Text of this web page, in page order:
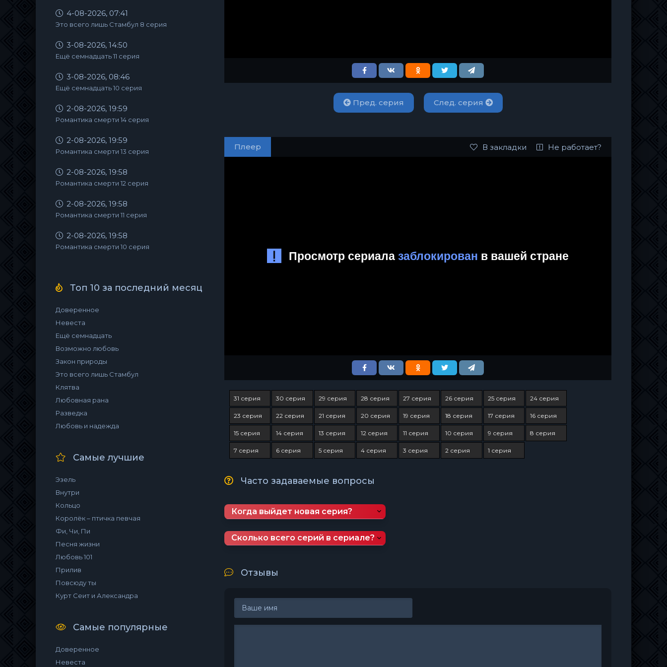
4-08-2026, 07:41
Это всего лишь Стамбул 8 серия
3-08-2026, 14:50
Ещё семнадцать 11 серия
3-08-2026, 08:46
Ещё семнадцать 10 серия
2-08-2026, 19:59
Романтика смерти 14 серия
2-08-2026, 19:59
Романтика смерти 13 серия
2-08-2026, 19:58
Романтика смерти 12 серия
2-08-2026, 19:58
Романтика смерти 11 серия
2-08-2026, 19:58
Романтика смерти 10 серия
Топ 10 за последний месяц
Доверенное
Невеста
Ещё семнадцать
Возможно любовь
Закон природы
Это всего лишь Стамбул
Клятва
Любовная рана
Разведка
Любовь и надежда
Самые лучшие
Эзель
Внутри
Кольцо
Королёк – птичка певчая
Фи, Чи, Пи
Песня жизни
Любовь 101
Прилив
Повсюду ты
Курт Сеит и Александра
Самые популярные
Доверенное
Невеста
Пред. серия След. серия
Плеер В закладки Не работает?
31 серия 30 серия 29 серия 28 серия 27 серия 26 серия 25 серия 24 серия
23 серия 22 серия 21 серия 20 серия 19 серия 18 серия 17 серия 16 серия
15 серия 14 серия 13 серия 12 серия 11 серия 10 серия 9 серия 8 серия
7 серия 6 серия 5 серия 4 серия 3 серия 2 серия 1 серия
Часто задаваемые вопросы
Когда выйдет новая серия?
Сколько всего серий в сериале?
Отзывы